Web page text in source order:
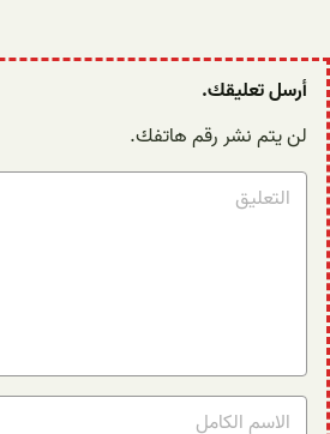
أرسل تعليقك.
لن يتم نشر رقم هاتفك.